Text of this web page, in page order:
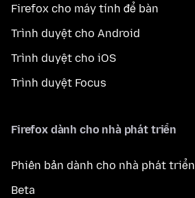
Firefox cho máy tính để bàn
Trình duyệt cho Android
Trình duyệt cho iOS
Trình duyệt Focus
Firefox dành cho nhà phát triển
Phiên bản dành cho nhà phát triển
Beta